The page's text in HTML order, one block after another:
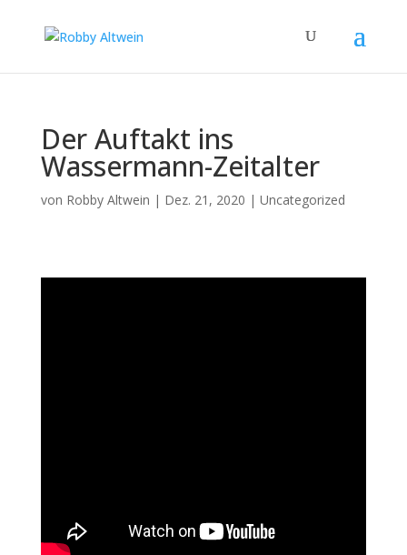
Der Auftakt ins
Wassermann-Zeitalter
von Robby Altwein | Dez. 21, 2020 | Uncategorized